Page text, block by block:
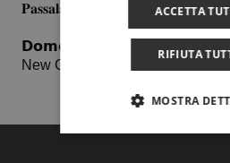
𝐏𝐚𝐬𝐬𝐚𝐥𝐚𝐜𝐪𝐮𝐚 – 𝐅𝐫𝐚𝐧𝐜𝐞𝐬𝐜𝐨 𝐃𝐨𝐧𝐳𝐞𝐥𝐥𝐢.
𝗗𝗼𝗺𝗲𝗻𝗶𝗰𝗮 𝟭𝟮 𝗮𝗽𝗿𝗶𝗹𝗲 – 𝟒^
New Golden Tennis Caltanissetta
ACCETTA
RIFIUTA
MOSTRA